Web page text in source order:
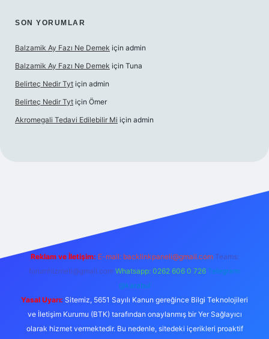
SON YORUMLAR
Balzamik Ay Fazı Ne Demek için admin
Balzamik Ay Fazı Ne Demek için Tuna
Belirteç Nedir Tyt için admin
Belirteç Nedir Tyt için Ömer
Akromegali Tedavi Edilebilir Mi için admin
Reklam ve İletişim: E-mail: backlinkpaneli@gmail.com Teams:
forumhizmeti@gmail.com Whatsapp: 0262 606 0 726 Telegram:
@karabul
Yasal Uyarı: Sitemiz, 5651 Sayılı Kanun gereğince Bilgi Teknolojileri
ve İletişim Kurumu (BTK) tarafından onaylanmış bir Yer Sağlayıcı
olarak hizmet vermektedir. Bu nedenle, sitedeki içerikleri proaktif